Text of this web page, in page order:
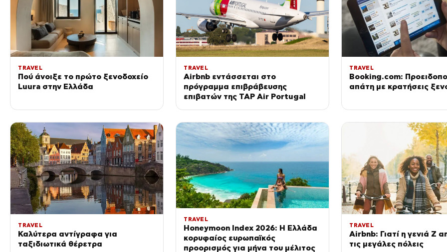
TRAVEL
Πού άνοιξε το πρώτο ξενοδοχείο
Luura στην Ελλάδα
TRAVEL
Airbnb εντάσσεται στο
πρόγραμμα επιβράβευσης
επιβατών της TAP Air Portugal
TRAVEL
Booking.com:
απάτη με κρατήσεις
TRAVEL
Καλύτερα αντίγραφα για
ταξιδιωτικά θέρετρα
TRAVEL
Honeymoon Index 2026: Η Ελλάδα
κορυφαίος ευρωπαϊκός
προορισμός για μήνα του μέλιτος
TRAVEL
Airbnb: Γιατί η γενιά Z
τις μεγάλες πόλεις